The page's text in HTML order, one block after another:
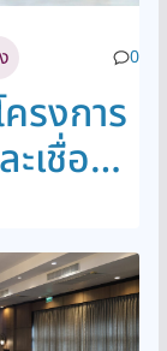
0
รงการ
เชื่อม
ใน
2569